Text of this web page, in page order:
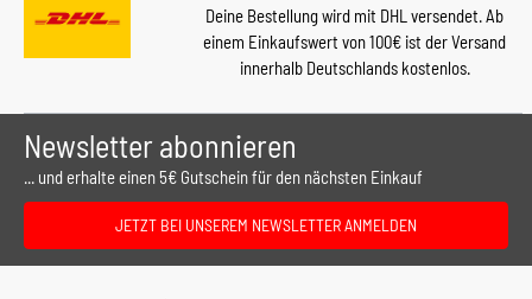
Deine Bestellung wird mit DHL versendet. Ab
einem Einkaufswert von 100€ ist der Versand
innerhalb Deutschlands kostenlos.
Newsletter abonnieren
... und erhalte einen 5€ Gutschein für den nächsten Einkauf
JETZT BEI UNSEREM NEWSLETTER ANMELDEN